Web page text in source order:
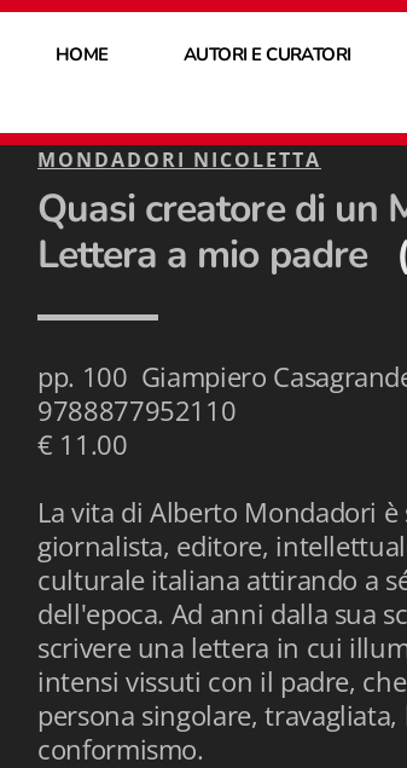
HOME AUTORI E CURATORI
MONDADORI NICOLETTA
Quasi creatore di un
Lettera a mio padre
pp. 100 Giampiero
9788877952110
€ 11.00
La vita di Alberto Mondadori
giornalista, editore,
culturale italiana attirando a
dell'epoca. Ad anni dalla sua
scrivere una lettera in cui
intensi vissuti con il padre,
persona singolare,
conformismo.